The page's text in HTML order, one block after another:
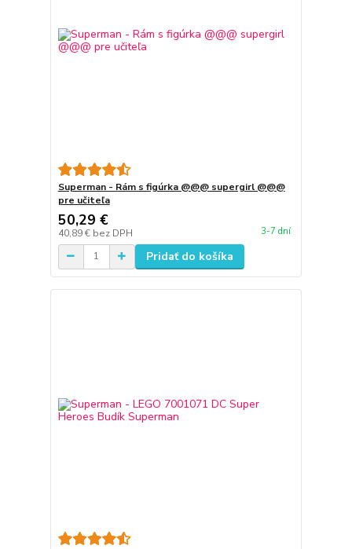
Superman - Rám s figúrka @@@ supergirl @@@
pre učiteľa
50,29 €
40,89 € bez DPH 3-7 dní
Pridať do košíka